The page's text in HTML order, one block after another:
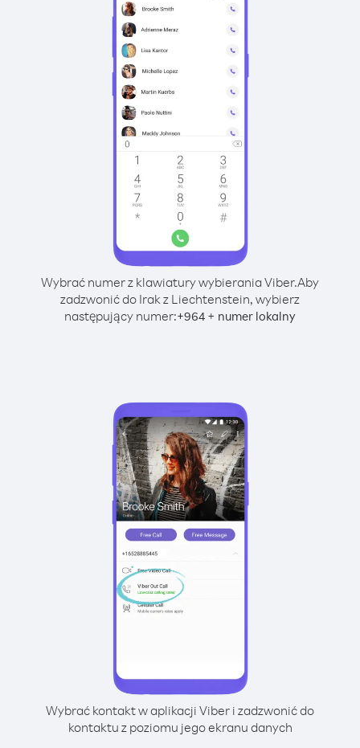
Wybrać numer z klawiatury wybierania Viber.Aby
zadzwonić do Irak z Liechtenstein, wybierz
następujący numer:+964 + numer lokalny
Wybrać kontakt w aplikacji Viber i zadzwonić do
kontaktu z poziomu jego ekranu danych